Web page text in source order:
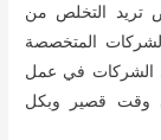
تريد التخلص من
المتخصصة
في عمل
وقت قصير وبكل